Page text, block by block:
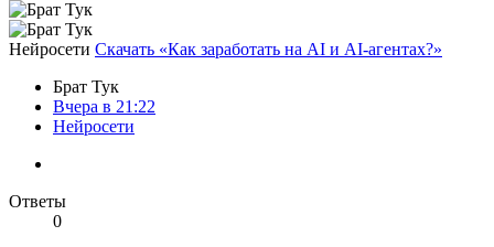
Нейросети Скачать «Как заработать на AI и AI-агентах?»
Брат Тук
Вчера в 21:22
Нейросети
Ответы
0